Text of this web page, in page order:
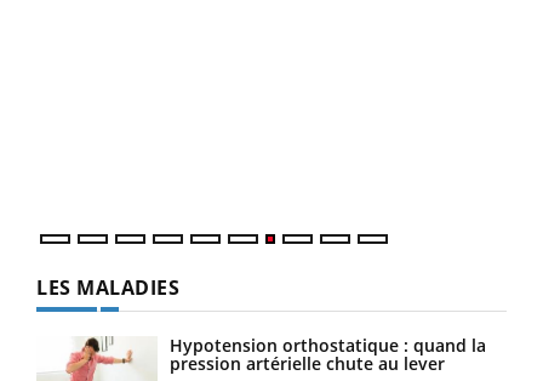
LES MALADIES
Hypotension orthostatique : quand la
pression artérielle chute au lever